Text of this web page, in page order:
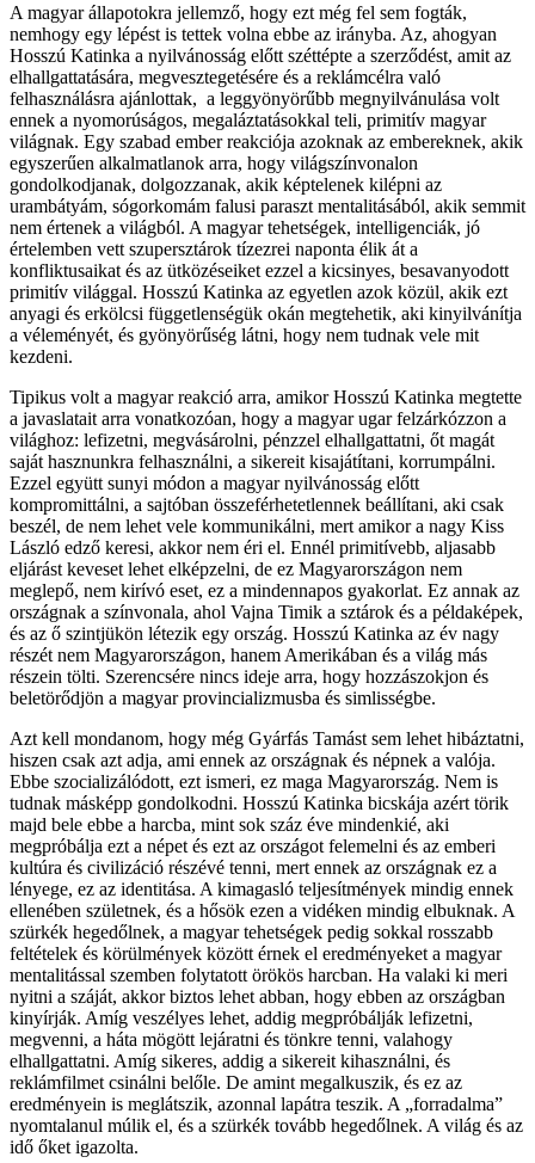
A magyar állapotokra jellemző, hogy ezt még fel sem fogták,
nemhogy egy lépést is tettek volna ebbe az irányba. Az, ahogyan
Hosszú Katinka a nyilvánosság előtt széttépte a szerződést, amit az
elhallgattatására, megvesztegetésére és a reklámcélra való
felhasználásra ajánlottak, a leggyönyörűbb megnyilvánulása volt
ennek a nyomorúságos, megaláztatásokkal teli, primitív magyar
világnak. Egy szabad ember reakciója azoknak az embereknek, akik
egyszerűen alkalmatlanok arra, hogy világszínvonalon
gondolkodjanak, dolgozzanak, akik képtelenek kilépni az
urambátyám, sógorkomám falusi paraszt mentalitásából, akik semmit
nem értenek a világból. A magyar tehetségek, intelligenciák, jó
értelemben vett szupersztárok tízezrei naponta élik át a
konfliktusaikat és az ütközéseiket ezzel a kicsinyes, besavanyodott
primitív világgal. Hosszú Katinka az egyetlen azok közül, akik ezt
anyagi és erkölcsi függetlenségük okán megtehetik, aki kinyilvánítja
a véleményét, és gyönyörűség látni, hogy nem tudnak vele mit
kezdeni.
Tipikus volt a magyar reakció arra, amikor Hosszú Katinka megtette
a javaslatait arra vonatkozóan, hogy a magyar ugar felzárkózzon a
világhoz: lefizetni, megvásárolni, pénzzel elhallgattatni, őt magát
saját hasznunkra felhasználni, a sikereit kisajátítani, korrumpálni.
Ezzel együtt sunyi módon a magyar nyilvánosság előtt
kompromittálni, a sajtóban összeférhetetlennek beállítani, aki csak
beszél, de nem lehet vele kommunikálni, mert amikor a nagy Kiss
László edző keresi, akkor nem éri el. Ennél primitívebb, aljasabb
eljárást keveset lehet elképzelni, de ez Magyarországon nem
meglepő, nem kirívó eset, ez a mindennapos gyakorlat. Ez annak az
országnak a színvonala, ahol Vajna Timik a sztárok és a példaképek,
és az ő szintjükön létezik egy ország. Hosszú Katinka az év nagy
részét nem Magyarországon, hanem Amerikában és a világ más
részein tölti. Szerencsére nincs ideje arra, hogy hozzászokjon és
beletörődjön a magyar provincializmusba és simlisségbe.
Azt kell mondanom, hogy még Gyárfás Tamást sem lehet hibáztatni,
hiszen csak azt adja, ami ennek az országnak és népnek a valója.
Ebbe szocializálódott, ezt ismeri, ez maga Magyarország. Nem is
tudnak másképp gondolkodni. Hosszú Katinka bicskája azért törik
majd bele ebbe a harcba, mint sok száz éve mindenkié, aki
megpróbálja ezt a népet és ezt az országot felemelni és az emberi
kultúra és civilizáció részévé tenni, mert ennek az országnak ez a
lényege, ez az identitása. A kimagasló teljesítmények mindig ennek
ellenében születnek, és a hősök ezen a vidéken mindig elbuknak. A
szürkék hegedőlnek, a magyar tehetségek pedig sokkal rosszabb
feltételek és körülmények között érnek el eredményeket a magyar
mentalitással szemben folytatott örökös harcban. Ha valaki ki meri
nyitni a száját, akkor biztos lehet abban, hogy ebben az országban
kinyírják. Amíg veszélyes lehet, addig megpróbálják lefizetni,
megvenni, a háta mögött lejáratni és tönkre tenni, valahogy
elhallgattatni. Amíg sikeres, addig a sikereit kihasználni, és
reklámfilmet csinálni belőle. De amint megalkuszik, és ez az
eredményein is meglátszik, azonnal lapátra teszik. A „forradalma”
nyomtalanul múlik el, és a szürkék tovább hegedőlnek. A világ és az
idő őket igazolta.